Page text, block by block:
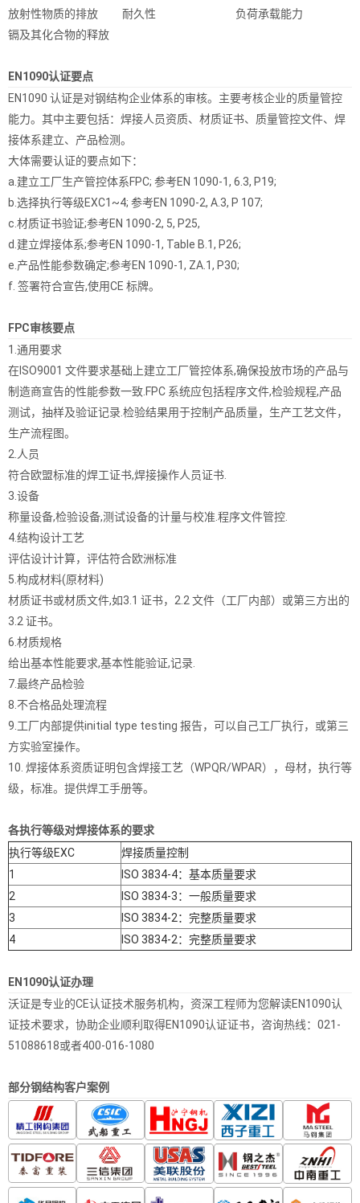
放射性物质的排放
耐久性
负荷承载能力
镉及其化合物的释放
EN1090认证要点
EN1090 认证是对钢结构企业体系的审核。主要考核企业的质量管控
能力。其中主要包括：焊接人员资质、材质证书、质量管控文件、焊
接体系建立、产品检测。
大体需要认证的要点如下：
a.建立工厂生产管控体系FPC; 参考EN 1090-1, 6.3, P19;
b.选择执行等级EXC1~4; 参考EN 1090-2, A.3, P 107;
c.材质证书验证;参考EN 1090-2, 5, P25,
d.建立焊接体系;参考EN 1090-1, Table B.1, P26;
e.产品性能参数确定;参考EN 1090-1, ZA.1, P30;
f. 签署符合宣告,使用CE 标牌。
FPC审核要点
1.通用要求
在ISO9001 文件要求基础上建立工厂管控体系,确保投放市场的产品与
制造商宣告的性能参数一致.FPC 系统应包括程序文件,检验规程,产品
测试，抽样及验证记录.检验结果用于控制产品质量，生产工艺文件，
生产流程图。
2.人员
符合欧盟标准的焊工证书,焊接操作人员证书.
3.设备
称量设备,检验设备,测试设备的计量与校准.程序文件管控.
4.结构设计工艺
评估设计计算，评估符合欧洲标准
5.构成材料(原材料)
材质证书或材质文件,如3.1 证书，2.2 文件（工厂内部）或第三方出的
3.2 证书。
6.材质规格
给出基本性能要求,基本性能验证,记录.
7.最终产品检验
8.不合格品处理流程
9.工厂内部提供initial type testing 报告，可以自己工厂执行，或第三
方实验室操作。
10. 焊接体系资质证明包含焊接工艺（WPQR/WPAR），母材，执行等
级，标准。提供焊工手册等。
各执行等级对焊接体系的要求
执行等级EXC
焊接质量控制
1
ISO 3834-4：基本质量要求
2
ISO 3834-3：一般质量要求
3
ISO 3834-2：完整质量要求
4
ISO 3834-2：完整质量要求
EN1090认证办理
沃证是专业的CE认证技术服务机构，资深工程师为您解读EN1090认
证技术要求，协助企业顺利取得EN1090认证证书，咨询热线：021-
51088618或者400-016-1080
部分钢结构客户案例